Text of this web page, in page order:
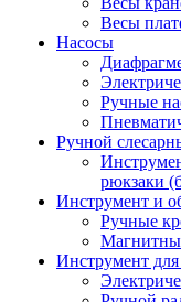
Весы
Насосы
Ручные
Ручной
рюкзаки
Инструмент и
Ручные
Инструмент